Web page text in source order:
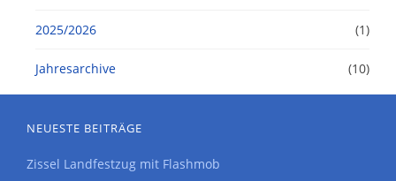
2025/2026 (1)
Jahresarchive (10)
NEUESTE BEITRÄGE
Zissel Landfestzug mit Flashmob